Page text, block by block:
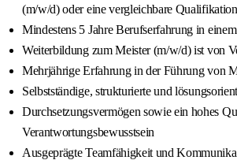
(m/w/d) oder eine vergleichbare Qualifikation
Mindestens 5 Jahre Berufserfahrung in
Weiterbildung zum Meister (m/w/d) ist von
Mehrjährige Erfahrung in der Führung von
Selbstständige, strukturierte und
Durchsetzungsvermögen sowie ein hohes
Verantwortungsbewusstsein
Ausgeprägte Teamfähigkeit und